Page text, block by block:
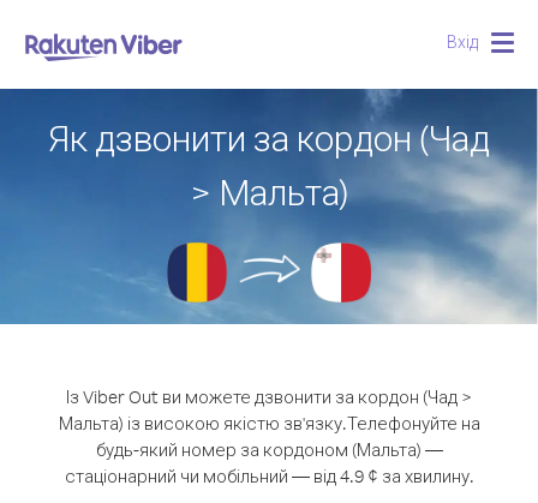
Вхід
Як дзвонити за кордон (Чад
> Мальта)
Із Viber Out ви можете дзвонити за кордон (Чад >
Мальта) із високою якістю зв'язку.Телефонуйте на
будь-який номер за кордоном (Мальта) —
стаціонарний чи мобільний — від 4.9 ¢ за хвилину.